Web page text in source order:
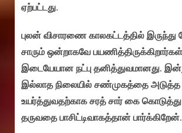
ஏற்பட்டது.
புலன் விசாரணை காலகட்டத்தில் இருந்து
சாரும் ஒன்றாகவே
இடையேயான நட்பு தனித்துவமானது.
இல்லாத நிலையில் சண்முகத்தை அடுத்த
உயர்த்துவதற்காக சரத் சார் கை
தருவதை பாசிட்டிவாகத்தான் பார்க்கிறேன்.